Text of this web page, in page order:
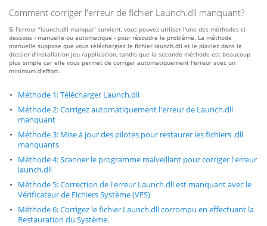
Comment corriger l'erreur de fichier Launch.dll manquant?
Si l'erreur “launch.dll manque” survient, vous pouvez utiliser l'une des méthodes ci-
dessous - manuelle ou automatique - pour résoudre le problème. La méthode
manuelle suppose que vous téléchargiez le fichier launch.dll et le placiez dans le
dossier d'installation jeu /application, tandis que la seconde méthode est beaucoup
plus simple car elle vous permet de corriger automatiquement l'erreur avec un
minimum d'effort.
Méthode 1: Télécharger Launch.dll
Méthode 2: Corrigez automatiquement l'erreur de Launch.dll
manquant
Méthode 3: Mise à jour des pilotes pour restaurer les fichiers .dll
manquants
Méthode 4: Scanner le programme malveillant pour corriger l'erreur
launch.dll
Méthode 5: Correction de l'erreur Launch.dll est manquant avec le
Vérificateur de Fichiers Système (VFS)
Méthode 6: Corrigez le fichier Launch.dll corrompu en effectuant la
Restauration du Système.